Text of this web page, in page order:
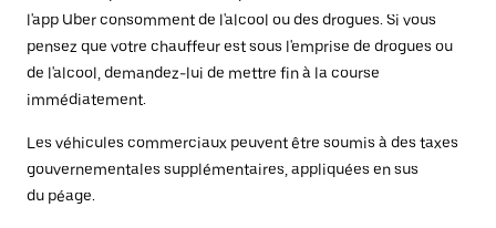
l'app Uber consomment de l'alcool ou des drogues. Si vous
pensez que votre chauffeur est sous l'emprise de drogues ou
de l'alcool, demandez-lui de mettre fin à la course
immédiatement.
Les véhicules commerciaux peuvent être soumis à des taxes
gouvernementales supplémentaires, appliquées en sus
du péage.